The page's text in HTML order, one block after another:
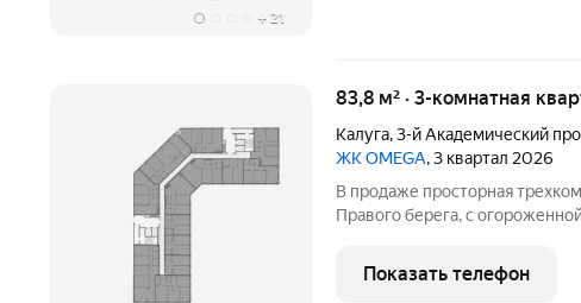
+ 21
83,8 м² · 3-комнатная
Калуга,3-й Академический
ЖК OMEGA, 3 квартал 2026
В продаже просторная
Правого берега, с
изолированные комнаты,
Показать телефон